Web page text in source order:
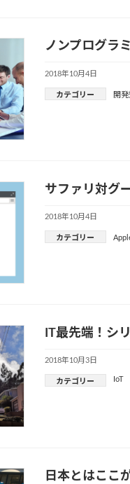
ノンプログラ
2018年10月4日
カテゴリー 開
サファリ対グ
2018年10月4日
カテゴリー
IT最先端！シ
2018年10月3日
カテゴリー IoT
日本とはここ